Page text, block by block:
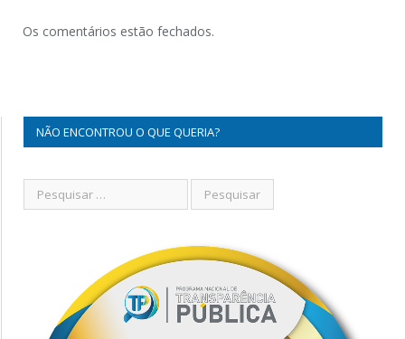
Os comentários estão fechados.
NÃO ENCONTROU O QUE QUERIA?